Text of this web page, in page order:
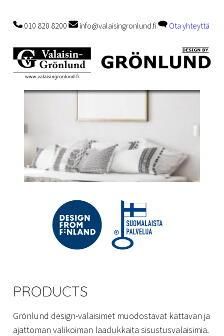
010 820 8200 info@valaisingronlund.fi Ota yhteyttä
PRODUCTS
Grönlund design-valaisimet muodostavat kattavan ja
ajattoman valikoiman laadukkaita sisustusvalaisimia.